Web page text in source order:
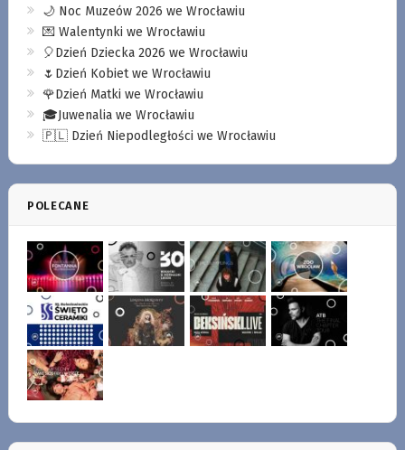
🌙 Noc Muzeów 2026 we Wrocławiu
💌 Walentynki we Wrocławiu
🎈Dzień Dziecka 2026 we Wrocławiu
🌷Dzień Kobiet we Wrocławiu
🌹Dzień Matki we Wrocławiu
🎓Juwenalia we Wrocławiu
🇵🇱 Dzień Niepodległości we Wrocławiu
POLECANE